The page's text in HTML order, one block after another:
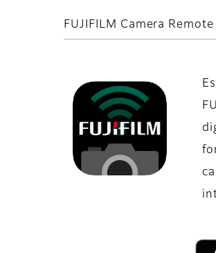
FUJIFILM Camera Remote